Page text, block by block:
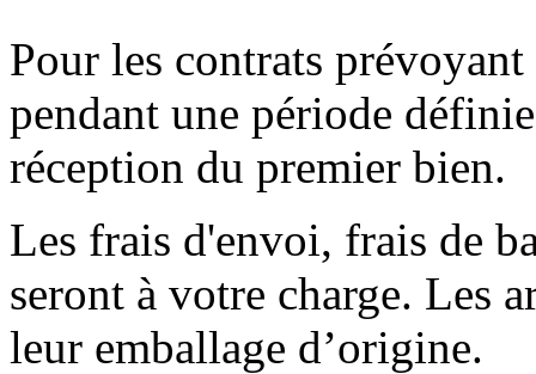
Pour les contrats
pendant une période
réception du premier bien.
Les frais d'envoi, frais de
seront à votre charge. Les
leur emballage d’origine.